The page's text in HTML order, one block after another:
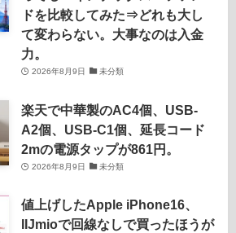
ドを比較してみた⇒どれも大し
て変わらない。大事なのは入金
力。
2026年8月9日 未分類
楽天で中華製のAC4個、USB-
A2個、USB-C1個、延長コード
2mの電源タップが861円。
2026年8月9日 未分類
値上げしたApple iPhone16、
IIJmioで回線なしで買ったほうが